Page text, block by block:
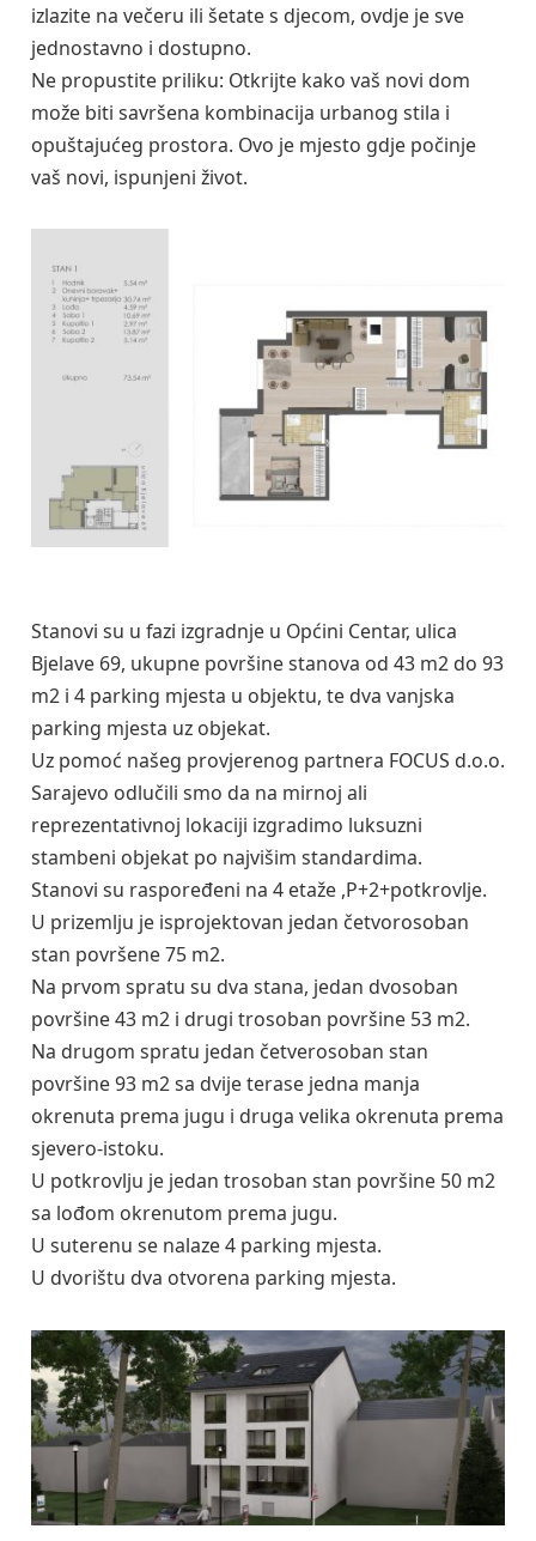
izlazite na večeru ili šetate s djecom, ovdje je sve
jednostavno i dostupno.
Ne propustite priliku: Otkrijte kako vaš novi dom
može biti savršena kombinacija urbanog stila i
opuštajućeg prostora. Ovo je mjesto gdje počinje
vaš novi, ispunjeni život.
Stanovi su u fazi izgradnje u Općini Centar, ulica
Bjelave 69, ukupne površine stanova od 43 m2 do 93
m2 i 4 parking mjesta u objektu, te dva vanjska
parking mjesta uz objekat.
Uz pomoć našeg provjerenog partnera FOCUS d.o.o.
Sarajevo odlučili smo da na mirnoj ali
reprezentativnoj lokaciji izgradimo luksuzni
stambeni objekat po najvišim standardima.
Stanovi su raspoređeni na 4 etaže ,P+2+potkrovlje.
U prizemlju je isprojektovan jedan četvorosoban
stan površene 75 m2.
Na prvom spratu su dva stana, jedan dvosoban
površine 43 m2 i drugi trosoban površine 53 m2.
Na drugom spratu jedan četverosoban stan
površine 93 m2 sa dvije terase jedna manja
okrenuta prema jugu i druga velika okrenuta prema
sjevero-istoku.
U potkrovlju je jedan trosoban stan površine 50 m2
sa lođom okrenutom prema jugu.
U suterenu se nalaze 4 parking mjesta.
U dvorištu dva otvorena parking mjesta.